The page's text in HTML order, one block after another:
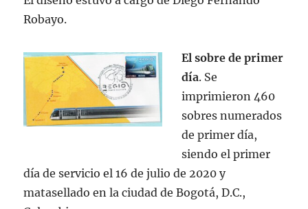
Robayo.
El sobre de primer
día. Se
imprimieron 460
sobres numerados
de primer día,
siendo el primer
día de servicio el 16 de julio de 2020 y
matasellado en la ciudad de Bogotá, D.C.,